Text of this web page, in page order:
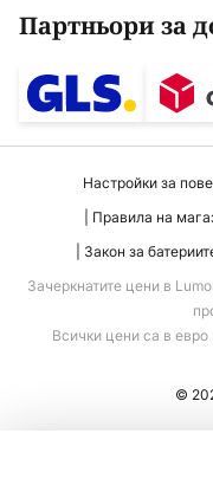
Партньори за
Настройки за
Правила на
Закон за
Зачеркнатите цени в
Всички цени са в
©